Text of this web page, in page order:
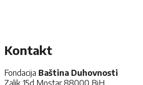
Kontakt
Fondacija Baština Duhovnosti